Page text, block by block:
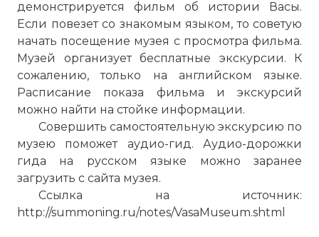
демонстрируется фильм об истории Васы.
Если повезет со знакомым языком, то советую
начать посещение музея с просмотра фильма.
Музей организует бесплатные экскурсии. К
сожалению, только на английском языке.
Расписание показа фильма и экскурсий
можно найти на стойке информации.
Совершить самостоятельную экскурсию по
музею поможет аудио-гид. Аудио-дорожки
гида на русском языке можно заранее
загрузить с сайта музея.
Ссылка на источник:
http://summoning.ru/notes/VasaMuseum.shtml
Такеллаж Васа.
Фото статьи: